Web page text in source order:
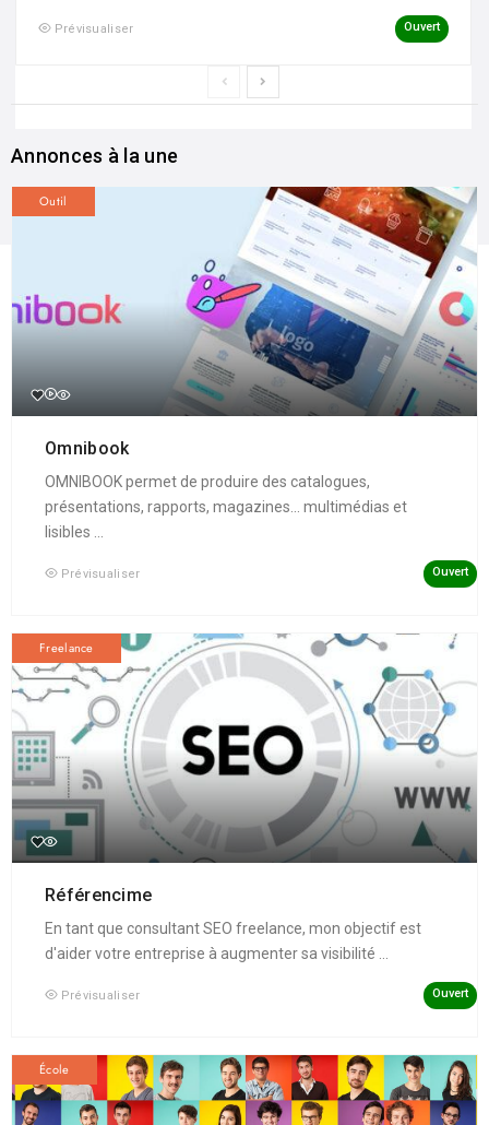
Prévisualiser Ouvert
Annonces à la une
Outil
Omnibook
OMNIBOOK permet de produire des catalogues,
présentations, rapports, magazines... multimédias et
lisibles ...
Prévisualiser Ouvert
Freelance
Référencime
En tant que consultant SEO freelance, mon objectif est
d'aider votre entreprise à augmenter sa visibilité ...
Prévisualiser Ouvert
École